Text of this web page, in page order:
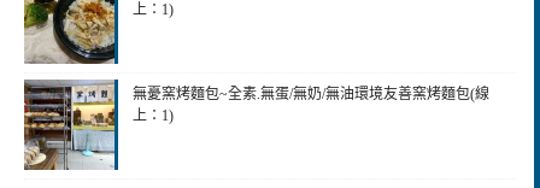
上：1)
無憂窯烤麵包~全素.無蛋/無奶/無油環境友善窯烤麵包(線
上：1)